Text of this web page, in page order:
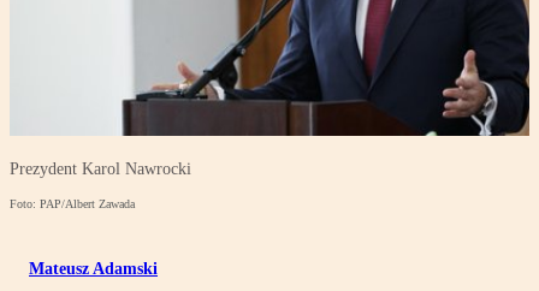
Prezydent Karol Nawrocki
Foto: PAP/Albert Zawada
Mateusz Adamski